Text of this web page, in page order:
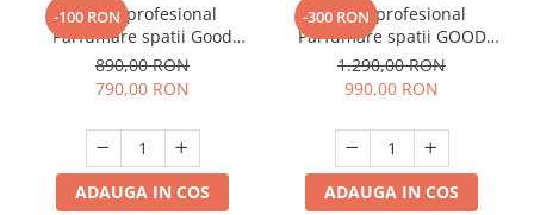
-100 RON
Aparat profesional
Parfumare spatii Good
Scent GS2400, culoare alba
890,00 RON
790,00 RON
ADAUGA IN COS
-300 RON
Aparat profesional
Parfumare spatii GOOD
SCENT Contour 2000,
culoare alba
1.290,00 RON
990,00 RON
ADAUGA IN COS